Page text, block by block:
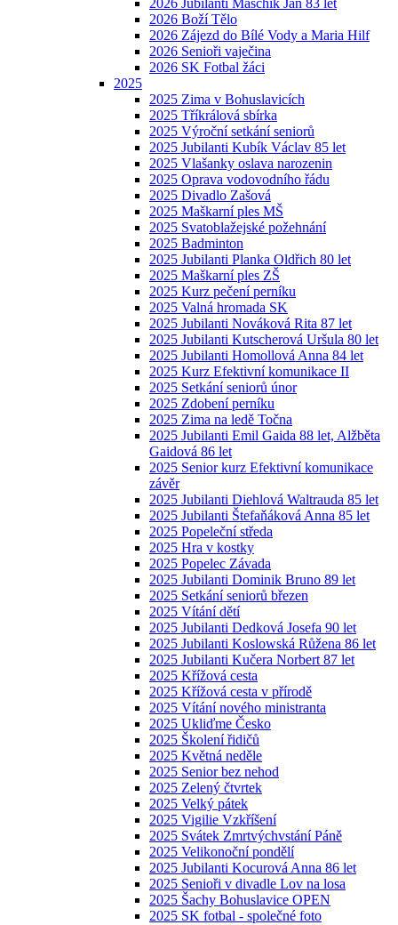
2026 Jubilanti Maschik Jan 83 let
2026 Boží Tělo
2026 Zájezd do Bílé Vody a Maria Hilf
2026 Senioři vaječina
2026 SK Fotbal žáci
2025
2025 Zima v Bohuslavicích
2025 Tříkrálová sbírka
2025 Výroční setkání seniorů
2025 Jubilanti Kubík Václav 85 let
2025 Vlašanky oslava narozenin
2025 Oprava vodovodního řádu
2025 Divadlo Zašová
2025 Maškarní ples MŠ
2025 Svatoblažejské požehnání
2025 Badminton
2025 Jubilanti Planka Oldřich 80 let
2025 Maškarní ples ZŠ
2025 Kurz pečení perníku
2025 Valná hromada SK
2025 Jubilanti Nováková Rita 87 let
2025 Jubilanti Kutscherová Uršula 80 let
2025 Jubilanti Homollová Anna 84 let
2025 Kurz Efektivní komunikace II
2025 Setkání seniorů únor
2025 Zdobení perníku
2025 Zima na ledě Točna
2025 Jubilanti Emil Gaida 88 let, Alžběta
Gaidová 86 let
2025 Senior kurz Efektivní komunikace
závěr
2025 Jubilanti Diehlová Waltrauda 85 let
2025 Jubilanti Štefaňáková Anna 85 let
2025 Popeleční středa
2025 Hra v kostky
2025 Popelec Závada
2025 Jubilanti Dominik Bruno 89 let
2025 Setkání seniorů březen
2025 Vítání dětí
2025 Jubilanti Dedková Josefa 90 let
2025 Jubilanti Koslowská Růžena 86 let
2025 Jubilanti Kučera Norbert 87 let
2025 Křížová cesta
2025 Křížová cesta v přírodě
2025 Vítání nového ministranta
2025 Ukliďme Česko
2025 Školení řidičů
2025 Květná neděle
2025 Senior bez nehod
2025 Zelený čtvrtek
2025 Velký pátek
2025 Vigilie Vzkříšení
2025 Svátek Zmrtvýchvstání Páně
2025 Velikonoční pondělí
2025 Jubilanti Kocurová Anna 86 let
2025 Senioři v divadle Lov na losa
2025 Šachy Bohuslavice OPEN
2025 SK fotbal - společné foto